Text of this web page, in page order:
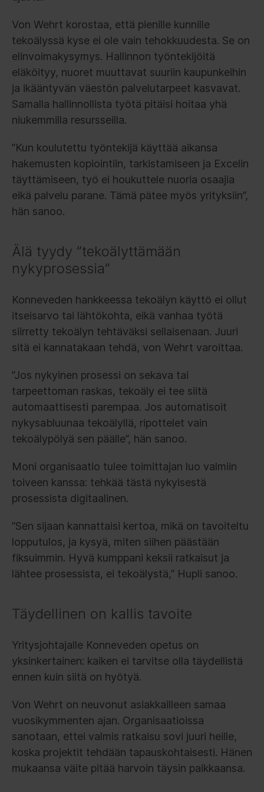
Von Wehrt korostaa, että pienille kunnille
tekoälyssä kyse ei ole vain tehokkuudesta. Se on
elinvoimakysymys. Hallinnon työntekijöitä
eläköityy, nuoret muuttavat suuriin kaupunkeihin
ja ikääntyvän väestön palvelutarpeet kasvavat.
Samalla hallinnollista työtä pitäisi hoitaa yhä
niukemmilla resursseilla.
”Kun koulutettu työntekijä käyttää aikansa
hakemusten kopiointiin, tarkistamiseen ja Excelin
täyttämiseen, työ ei houkuttele nuoria osaajia
eikä palvelu parane. Tämä pätee myös yrityksiin”,
hän sanoo.
Älä tyydy ”tekoälyttämään
nykyprosessia”
Konneveden hankkeessa tekoälyn käyttö ei ollut
itseisarvo tai lähtökohta, eikä vanhaa työtä
siirretty tekoälyn tehtäväksi sellaisenaan. Juuri
sitä ei kannatakaan tehdä, von Wehrt varoittaa.
”Jos nykyinen prosessi on sekava tai
tarpeettoman raskas, tekoäly ei tee siitä
automaattisesti parempaa. Jos automatisoit
nykysabluunaa tekoälyllä, ripottelet vain
tekoälypölyä sen päälle”, hän sanoo.
Moni organisaatio tulee toimittajan luo valmiin
toiveen kanssa: tehkää tästä nykyisestä
prosessista digitaalinen.
”Sen sijaan kannattaisi kertoa, mikä on tavoiteltu
lopputulos, ja kysyä, miten siihen päästään
fiksuimmin. Hyvä kumppani keksii ratkaisut ja
lähtee prosessista, ei tekoälystä,” Hupli sanoo.
Täydellinen on kallis tavoite
Yritysjohtajalle Konneveden opetus on
yksinkertainen: kaiken ei tarvitse olla täydellistä
ennen kuin siitä on hyötyä.
Von Wehrt on neuvonut asiakkailleen samaa
vuosikymmenten ajan. Organisaatioissa
sanotaan, ettei valmis ratkaisu sovi juuri heille,
koska projektit tehdään tapauskohtaisesti. Hänen
mukaansa väite pitää harvoin täysin paikkaansa.